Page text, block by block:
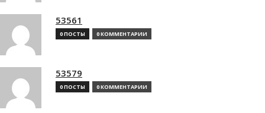
53561
0 ПОСТЫ 0 КОММЕНТАРИИ
53579
0 ПОСТЫ 0 КОММЕНТАРИИ